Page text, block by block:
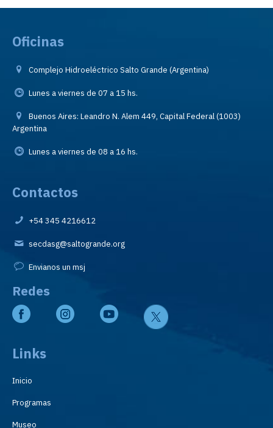
Oficinas
Complejo Hidroeléctrico Salto Grande (Argentina)
Lunes a viernes de 07 a 15 hs.
Buenos Aires: Leandro N. Alem 449, Capital Federal (1003)
Argentina
Lunes a viernes de 08 a 16 hs.
Contactos
+54 345 4216612
secdasg@saltogrande.org
Envianos un msj
Redes
Links
Inicio
Programas
Museo